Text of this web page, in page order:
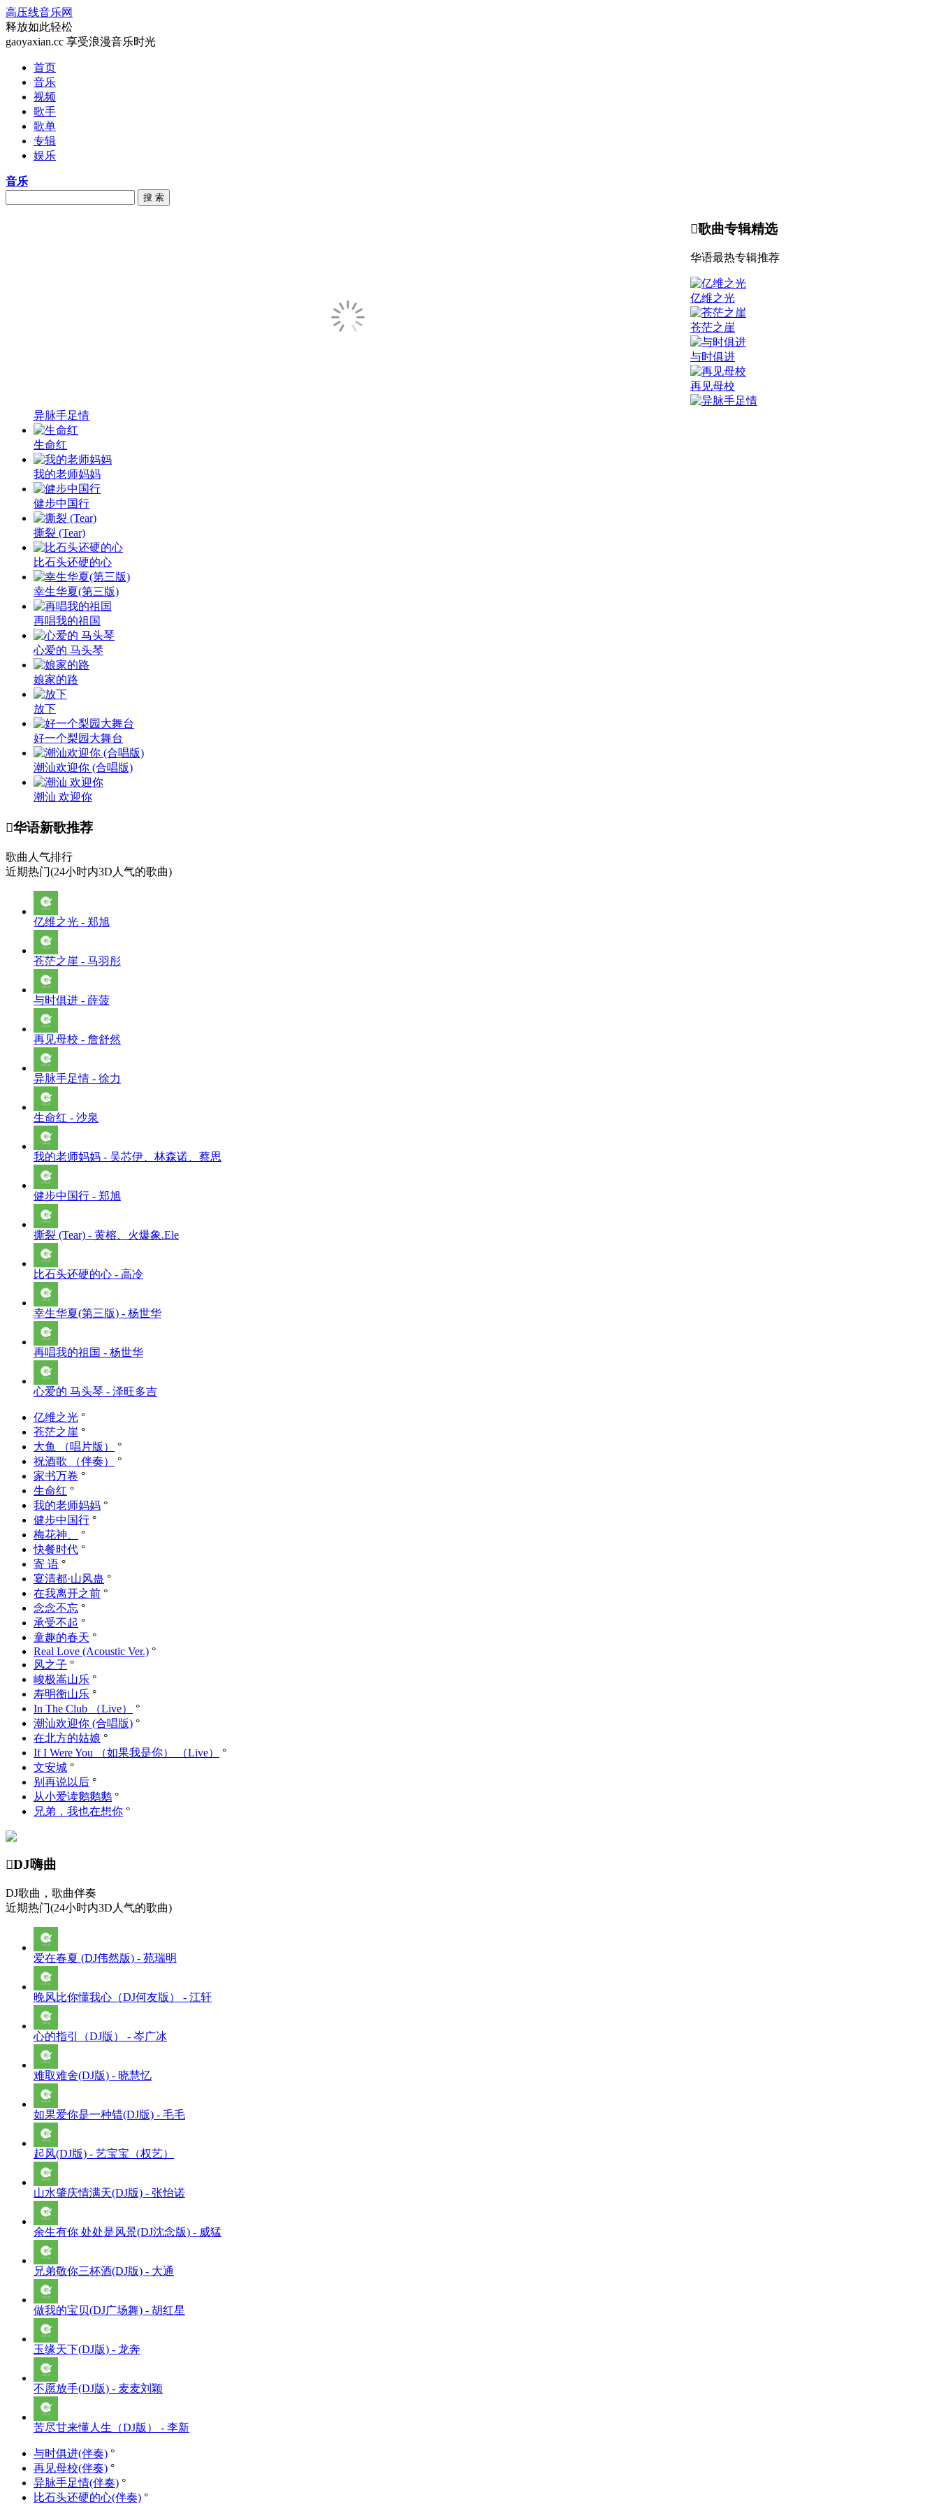
高压线音乐网
释放如此轻松
gaoyaxian.cc 享受浪漫音乐时光
首页
音乐
视频
歌手
歌单
专辑
娱乐
音乐
搜 索
歌曲专辑精选
华语最热专辑推荐
亿维之光
苍茫之崖
与时俱进
再见母校
异脉手足情
生命红
我的老师妈妈
健步中国行
撕裂 (Tear)
比石头还硬的心
幸生华夏(第三版)
再唱我的祖国
心爱的 马头琴
娘家的路
放下
好一个梨园大舞台
潮汕欢迎你 (合唱版)
潮汕 欢迎你
华语新歌推荐
歌曲人气排行
近期热门(24小时内3D人气的歌曲)
亿维之光 - 郑旭
苍茫之崖 - 马羽彤
与时俱进 - 薛菠
再见母校 - 詹舒然
异脉手足情 - 徐力
生命红 - 沙泉
我的老师妈妈 - 吴芯伊、林森诺、蔡思
健步中国行 - 郑旭
撕裂 (Tear) - 黄榕、火爆象.Ele
比石头还硬的心 - 高冷
幸生华夏(第三版) - 杨世华
再唱我的祖国 - 杨世华
心爱的 马头琴 - 泽旺多吉
亿维之光 °
苍茫之崖 °
大鱼 （唱片版）
°
祝酒歌 （伴奏）
°
家书万卷 °
生命红 °
我的老师妈妈 °
健步中国行 °
梅花神、
°
快餐时代 °
寄 语 °
宴清都·山风蛊 °
在我离开之前 °
念念不忘 °
承受不起 °
童趣的春天 °
Real Love (Acoustic Ver.) °
风之子 °
峻极嵩山乐 °
寿明衡山乐 °
In The Club （Live）
°
潮汕欢迎你 (合唱版) °
在北方的姑娘 °
If I Were You （如果我是你） （Live）
°
文安城 °
别再说以后 °
从小爱读鹅鹅鹅 °
兄弟，我也在想你 °
DJ嗨曲
DJ歌曲，歌曲伴奏
近期热门(24小时内3D人气的歌曲)
爱在春夏 (DJ伟然版) - 苑瑞明
晚风比你懂我心（DJ何友版） - 江轩
心的指引（DJ版） - 岑广冰
难取难舍(DJ版) - 晓慧忆
如果爱你是一种错(DJ版) - 毛毛
起风(DJ版) - 艺宝宝（权艺）
山水肇庆情满天(DJ版) - 张怡诺
余生有你 处处是风景(DJ沈念版) - 威猛
兄弟敬你三杯酒(DJ版) - 大通
做我的宝贝(DJ广场舞) - 胡红星
玉缘天下(DJ版) - 龙奔
不愿放手(DJ版) - 麦麦刘颖
苦尽甘来懂人生（DJ版） - 李新
与时俱进(伴奏) °
再见母校(伴奏) °
异脉手足情(伴奏) °
比石头还硬的心(伴奏) °